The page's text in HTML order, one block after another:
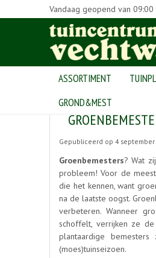
Home > Nieuws >
Vandaag geopend van 09:00
ASSORTIMENT
GROND&MEST
Gepubliceerd op 4 september
Groenbemesters? Wat
probleem! Voor de
die het kennen, want
na de laatste oogst.
verbeteren. Wanneer
schoffelt, verrijken ze
plantaardige
(moes)tuinseizoen.